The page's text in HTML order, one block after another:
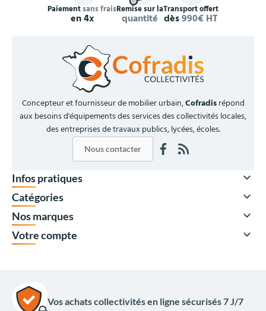
Paiementsans frais
en 4x
Remise sur la
quantité
Transport offert
dès990€ HT
Concepteur et fournisseur de mobilier urbain,Cofradisrépond
aux besoins d'équipements des services des collectivités locales,
des entreprises de travaux publics, lycées, écoles.
Nous contacter
Infos pratiques 
Catégories 
Nos marques 
Votre compte 
Vos achats collectivités en ligne sécurisés 7 J/7